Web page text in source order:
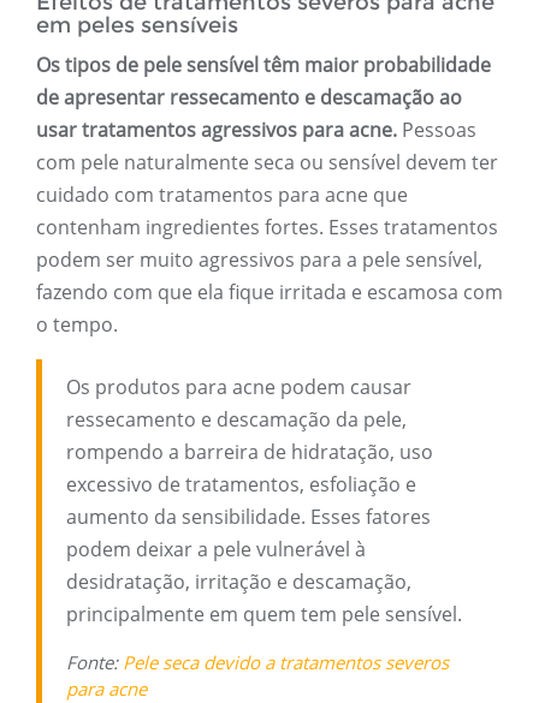
em peles sensíveis
Os tipos de pele sensível têm maior probabilidade
de apresentar ressecamento e descamação ao
usar tratamentos agressivos para acne. Pessoas
com pele naturalmente seca ou sensível devem ter
cuidado com tratamentos para acne que
contenham ingredientes fortes. Esses tratamentos
podem ser muito agressivos para a pele sensível,
fazendo com que ela fique irritada e escamosa com
o tempo.
Os produtos para acne podem causar
ressecamento e descamação da pele,
rompendo a barreira de hidratação, uso
excessivo de tratamentos, esfoliação e
aumento da sensibilidade. Esses fatores
podem deixar a pele vulnerável à
desidratação, irritação e descamação,
principalmente em quem tem pele sensível.
Fonte: Pele seca devido a tratamentos severos
para acne